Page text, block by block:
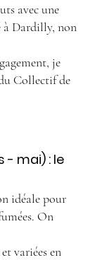
avec une
Dardilly, non
je
Collectif de
- mai) : le
idéale pour
On
variées en